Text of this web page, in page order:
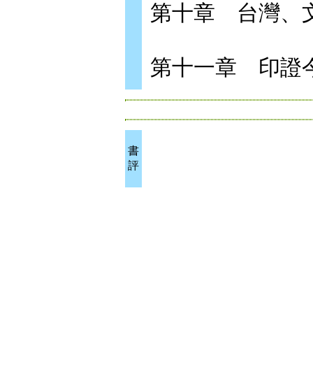
第十章 台灣、
第十一章 印證
書
評